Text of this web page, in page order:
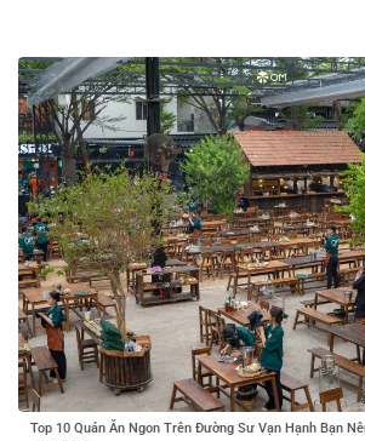
Top 10 Quán Ăn Ngon Trên Đường Sư Vạn Hạnh Bạn